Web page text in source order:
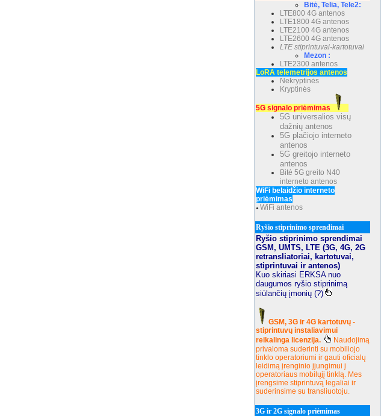
Bitė, Telia, Tele2:
LTE800 4G antenos
LTE1800 4G antenos
LTE2100 4G antenos
LTE2600 4G antenos
LTE stiprintuvai-kartotuvai
Mezon :
LTE2300 antenos
LoRA telemetrijos antenos
Nekryptinės
Kryptinės
5G signalo priėmimas
5G universalios visų
dažnių antenos
5G plačiojo interneto
antenos
5G greitojo interneto
antenos
Bitė 5G greito N40
interneto antenos
WiFi belaidžio interneto
priėmimas
● WiFi antenos
Ryšio stiprinimo sprendimai
Ryšio stiprinimo sprendimai
GSM, UMTS, LTE (3G, 4G, 2G
retransliatoriai, kartotuvai,
stiprintuvai ir antenos)
Kuo skiriasi ERKSA nuo
daugumos ryšio stiprinimą
siūlančių įmonių (?)
GSM, 3G ir 4G kartotuvų -
stiprintuvų instaliavimui
reikalinga licenzija.
Naudojimą
privaloma suderinti su mobiliojo
tinklo operatoriumi ir gauti oficialų
leidimą įrenginio įjungimui į
operatoriaus mobilųjį tinklą. Mes
įrengsime stiprintuvą legaliai ir
suderinsime su transliuotoju.
3G ir 2G signalo priėmimas